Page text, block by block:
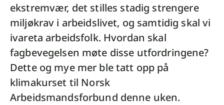
ekstremvær, det stilles stadig strengere
miljøkrav i arbeidslivet, og samtidig skal vi
ivareta arbeidsfolk. Hvordan skal
fagbevegelsen møte disse utfordringene?
Dette og mye mer ble tatt opp på
klimakurset til Norsk
Arbeidsmandsforbund denne uken.